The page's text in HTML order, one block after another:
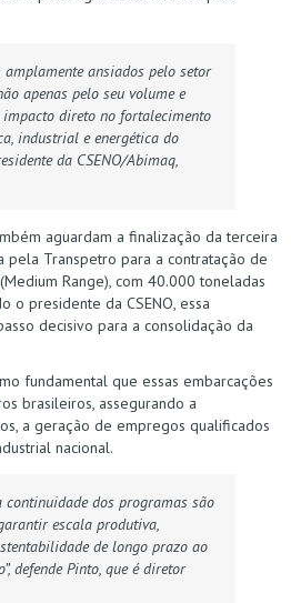
amplamente ansiados pelo setor
apenas pelo seu volume e
direto no fortalecimento
industrial e energética do
da CSENO/Abimaq,
aguardam a finalização da terceira
pela Transpetro para a contratação de
Range), com 40.000 toneladas
o presidente da CSENO, essa
decisivo para a consolidação da
fundamental que essas embarcações
brasileiros, assegurando a
a geração de empregos qualificados
nacional.
continuidade dos programas são
escala produtiva,
de longo prazo ao
defende Pinto, que é diretor